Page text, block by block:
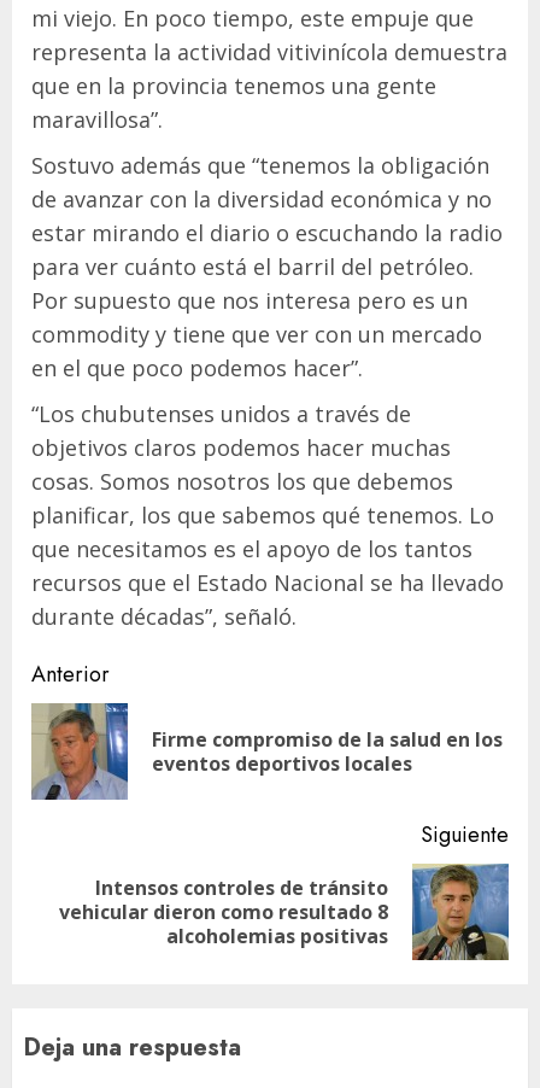
mi viejo. En poco tiempo, este empuje que
representa la actividad vitivinícola demuestra
que en la provincia tenemos una gente
maravillosa”.
Sostuvo además que “tenemos la obligación
de avanzar con la diversidad económica y no
estar mirando el diario o escuchando la radio
para ver cuánto está el barril del petróleo.
Por supuesto que nos interesa pero es un
commodity y tiene que ver con un mercado
en el que poco podemos hacer”.
“Los chubutenses unidos a través de
objetivos claros podemos hacer muchas
cosas. Somos nosotros los que debemos
planificar, los que sabemos qué tenemos. Lo
que necesitamos es el apoyo de los tantos
recursos que el Estado Nacional se ha llevado
durante décadas”, señaló.
Navegación
de
entradas
Anterior
Firme compromiso de la salud en los
eventos deportivos locales
Siguiente
Siguiente
Intensos controles de tránsito
vehicular dieron como resultado 8
alcoholemias positivas
Deja una respuesta